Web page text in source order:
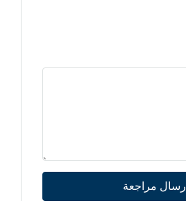
إرسال مراجعة